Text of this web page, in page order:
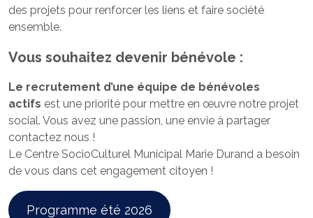
des projets pour renforcer les liens et faire société
ensemble.
Vous souhaitez devenir bénévole :
Le recrutement d’une équipe de bénévoles
actifs est une priorité pour mettre en œuvre notre projet
social. Vous avez une passion, une envie à partager
contactez nous !
Le Centre SocioCulturel Municipal Marie Durand a besoin
de vous dans cet engagement citoyen !
Programme été 2026